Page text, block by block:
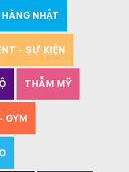
NHẬT
- SỰ KIỆN
THẪM MỸ
GYM